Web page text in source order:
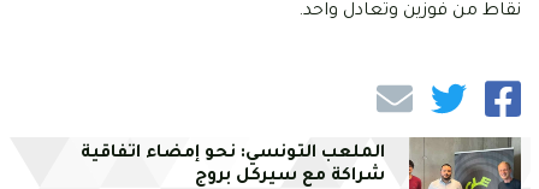
نقاط من فوزين وتعادل واحد.
الملعب التونسي: نحو إمضاء اتفاقية
شراكة مع سيركل بروج